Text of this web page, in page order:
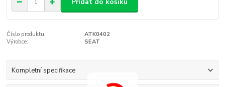
Číslo produktu:
ATK0402
Výrobce:
SEAT
Kompletní specifikace